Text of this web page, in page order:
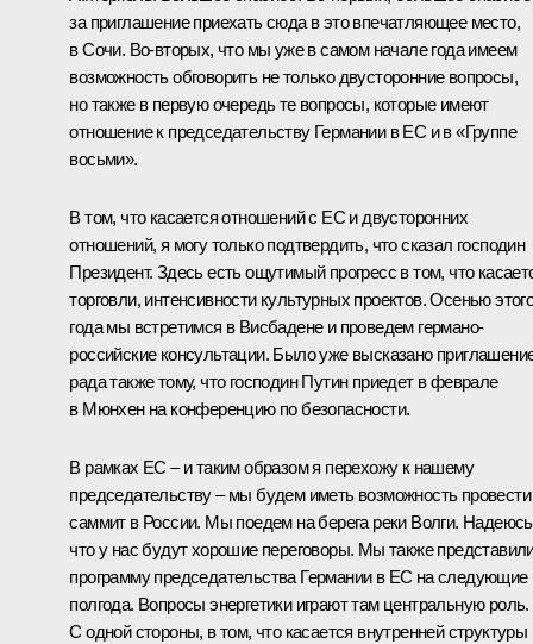
за приглашение приехать сюда в это впечатляющее место,
в Сочи. Во‑вторых, что мы уже в самом начале года имеем
возможность обговорить не только двусторонние вопросы,
но также в первую очередь те вопросы, которые имеют
отношение к председательству Германии в ЕС и в «Группе
восьми».
В том, что касается отношений с ЕС и двусторонних
отношений, я могу только подтвердить, что сказал господин
Президент. Здесь есть ощутимый прогресс в том, что
торговли, интенсивности культурных проектов. Осенью
года мы встретимся в Висбадене и проведем германо-
российские консультации. Было уже высказано
рада также тому, что господин Путин приедет в феврале
в Мюнхен на конференцию по безопасности.
В рамках ЕС – и таким образом я перехожу к нашему
председательству – мы будем иметь возможность провести
саммит в России. Мы поедем на берега реки Волги.
что у нас будут хорошие переговоры. Мы также
программу председательства Германии в ЕС на следующие
полгода. Вопросы энергетики играют там центральную роль.
С одной стороны, в том, что касается внутренней структуры